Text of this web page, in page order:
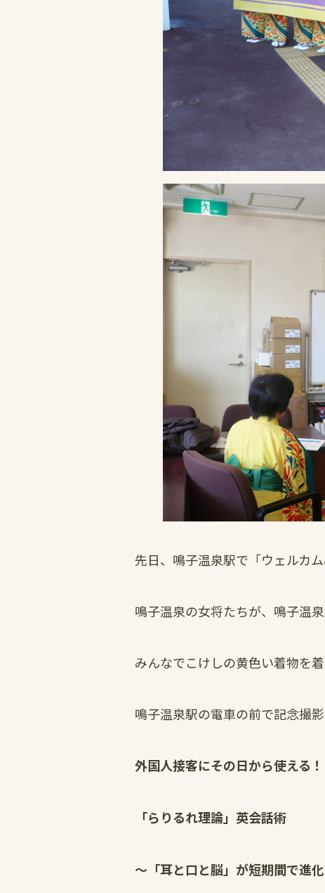
先日、鳴子温泉駅で「ウェルカ
鳴子温泉の女将たちが、鳴子温泉
みんなでこけしの黄色い着物を着
鳴子温泉駅の電車の前で記念撮影
外国人接客にその日から使える！
「らりるれ理論」英会話術
～「耳と口と脳」が短期間で進